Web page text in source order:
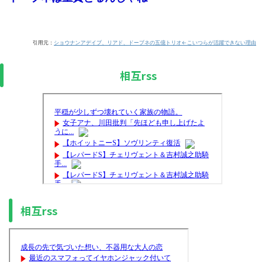
引用元： ショウナンアデイブ、リアド、ドーブネの五億トリオ←こいつらが活躍できない理由
相互rss
相互rss